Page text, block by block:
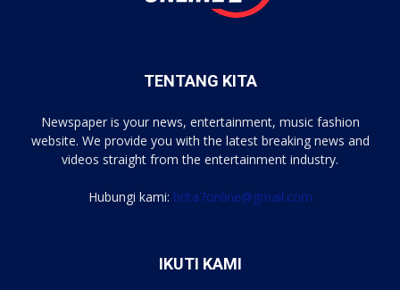
TENTANG KITA
Newspaper is your news, entertainment, music fashion
website. We provide you with the latest breaking news and
videos straight from the entertainment industry.
Hubungi kami: brita7online@gmail.com
IKUTI KAMI